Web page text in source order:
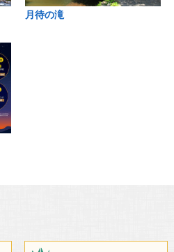
月待の滝